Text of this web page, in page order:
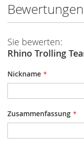
Bewertungen
Sie bewerten:
Rhino Trolling
Nickname
Zusammenfassung